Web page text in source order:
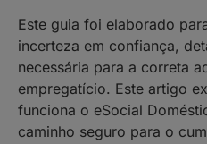
Este guia foi elaborado
incerteza em confiança,
necessária para a correta
empregatício. Este artigo
funciona o eSocial
caminho seguro para o